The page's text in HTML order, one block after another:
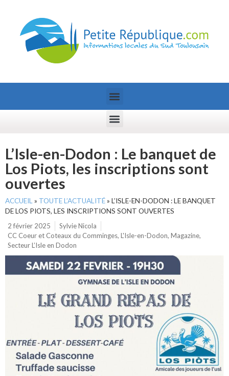
L’Isle-en-Dodon : Le banquet de
Los Piots, les inscriptions sont
ouvertes
ACCUEIL » TOUTE L’ACTUALITÉ» L’ISLE-EN-DODON : LE BANQUET
DE LOS PIOTS, LES INSCRIPTIONS SONT OUVERTES
2 février 2025
Sylvie Nicola
CC Coeur et Coteaux du Comminges, L'Isle-en-Dodon, Magazine,
Secteur L’Isle en Dodon